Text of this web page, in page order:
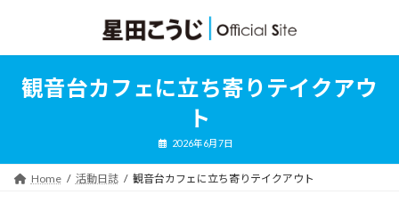
ン
ー
観音台カフェに立ち寄りテイクアウ
ト
2026年6月7日
Home 活動日誌 観音台カフェに立ち寄りテイクアウト